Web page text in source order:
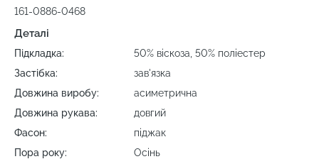
161-0886-0468
Деталі
Підкладка:
50% віскоза, 50% поліестер
Застібка:
зав'язка
Довжина виробу:
асиметрична
Довжина рукава:
довгий
Фасон:
піджак
Пора року:
Осінь